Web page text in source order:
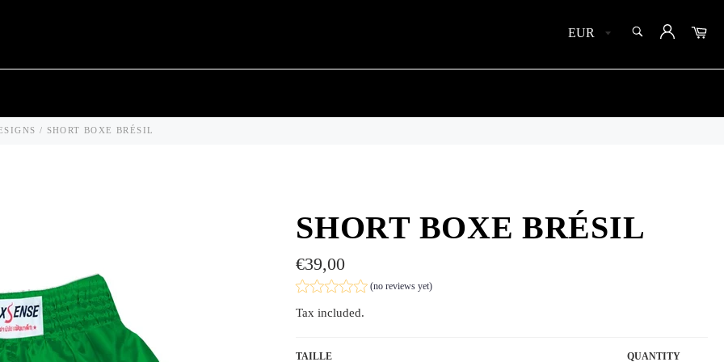
SEARCH
Search
/ SHORT BOXE BRÉSIL
SHORT BOXE BRÉSIL
Regular
price
€39,00
(no reviews yet)
Tax included.
TAILLE QUANTITY